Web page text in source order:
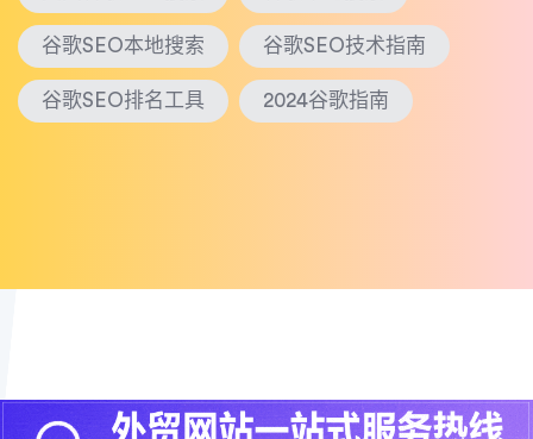
谷歌SEO本地搜索 谷歌SEO技术指南
谷歌SEO排名工具 2024谷歌指南